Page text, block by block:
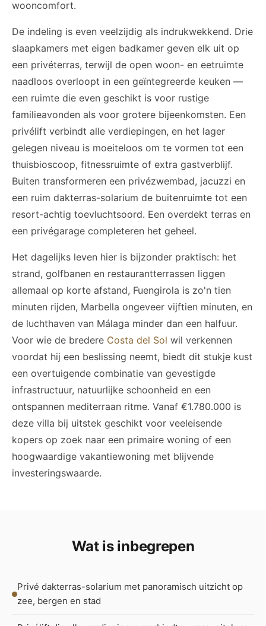
wooncomfort.
De indeling is even veelzijdig als indrukwekkend. Drie
slaapkamers met eigen badkamer geven elk uit op
een privéterras, terwijl de open woon- en eetruimte
naadloos overloopt in een geïntegreerde keuken —
een ruimte die even geschikt is voor rustige
familieavonden als voor grotere bijeenkomsten. Een
privélift verbindt alle verdiepingen, en het lager
gelegen niveau is moeiteloos om te vormen tot een
thuisbioscoop, fitnessruimte of extra gastverblijf.
Buiten transformeren een privézwembad, jacuzzi en
een ruim dakterras-solarium de buitenruimte tot een
resort-achtig toevluchtsoord. Een overdekt terras en
een privégarage completeren het geheel.
Het dagelijks leven hier is bijzonder praktisch: het
strand, golfbanen en restaurantterrassen liggen
allemaal op korte afstand, Fuengirola is zo'n tien
minuten rijden, Marbella ongeveer vijftien minuten, en
de luchthaven van Málaga minder dan een halfuur.
Voor wie de bredere Costa del Sol wil verkennen
voordat hij een beslissing neemt, biedt dit stukje kust
een overtuigende combinatie van gevestigde
infrastructuur, natuurlijke schoonheid en een
ontspannen mediterraan ritme. Vanaf €1.780.000 is
deze villa bij uitstek geschikt voor veeleisende
kopers op zoek naar een primaire woning of een
hoogwaardige vakantiewoning met blijvende
investeringswaarde.
Wat is inbegrepen
Privé dakterras-solarium met panoramisch uitzicht op
zee, bergen en stad